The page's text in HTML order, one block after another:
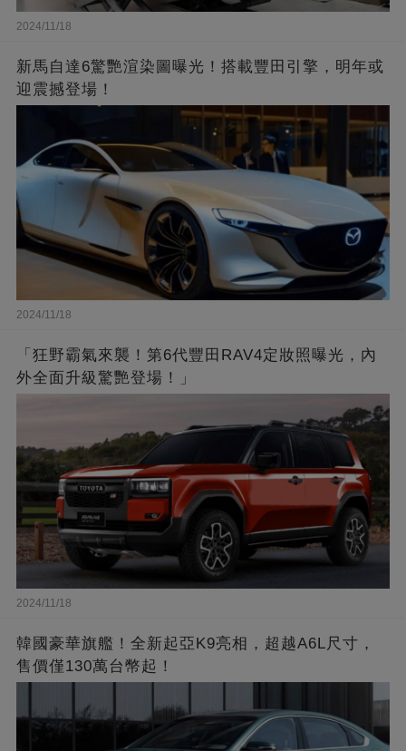
2024/11/18
新馬自達6驚艷渲染圖曝光！搭載豐田引擎，明年或
迎震撼登場！
2024/11/18
「狂野霸氣來襲！第6代豐田RAV4定妝照曝光，內
外全面升級驚艷登場！」
2024/11/18
韓國豪華旗艦！全新起亞K9亮相，超越A6L尺寸，
售價僅130萬台幣起！